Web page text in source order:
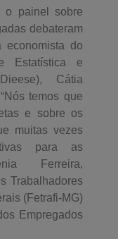
o painel sobre
debateram
economista do
Estatística e
Cátia
temos que
e sobre os
muitas vezes
para as
Ferreira,
Trabalhadores
(Fetrafi-MG)
Empregados